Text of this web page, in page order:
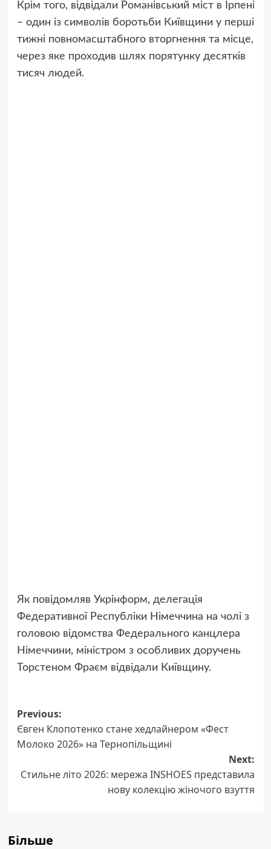
Крім того, відвідали Романівський міст в Ірпені
– один із символів боротьби Київщини у перші
тижні повномасштабного вторгнення та місце,
через яке проходив шлях порятунку десятків
тисяч людей.
Як повідомляв Укрінформ, делегація
Федеративної Республіки Німеччина на чолі з
головою відомства Федерального канцлера
Німеччини, міністром з особливих доручень
Торстеном Фраєм відвідали Київщину.
Post
navigation
Previous:
Євген Клопотенко стане хедлайнером «Фест
Молоко 2026» на Тернопільщині
Next:
Стильне літо 2026: мережа INSHOES представила
нову колекцію жіночого взуття
Більше